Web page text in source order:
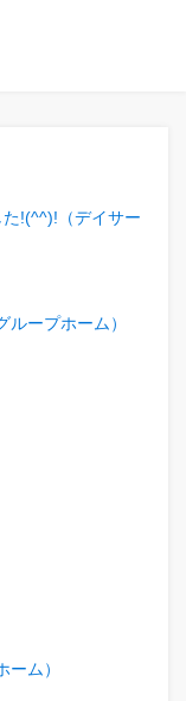
た!(^^)!（デイサー
ープホーム）
ム）